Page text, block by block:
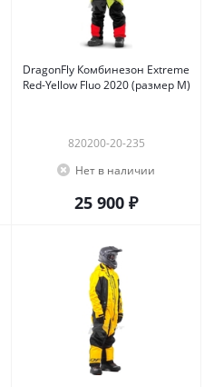
DragonFly Комбинезон Extreme
Red-Yellow Fluo 2020 (размер M)
820200-20-235
Нет в наличии
25 900 ₽